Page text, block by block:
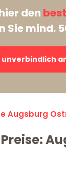
den
Sie mind.
unverbindlich
Augsburg